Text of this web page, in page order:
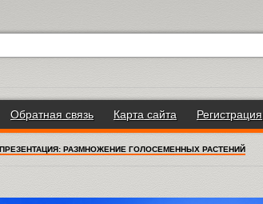
Обратная связь Карта сайта Регистрация
ПРЕЗЕНТАЦИЯ: РАЗМНОЖЕНИЕ ГОЛОСЕМЕННЫХ РАСТЕНИЙ